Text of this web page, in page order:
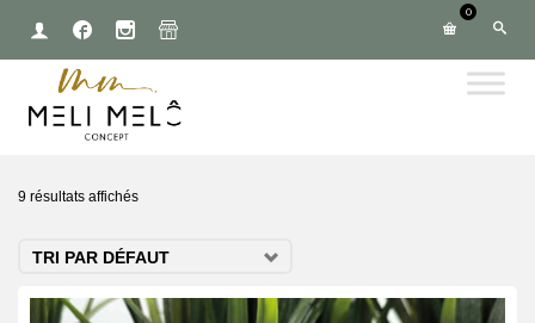
0
9 résultats affichés
TRI PAR DÉFAUT